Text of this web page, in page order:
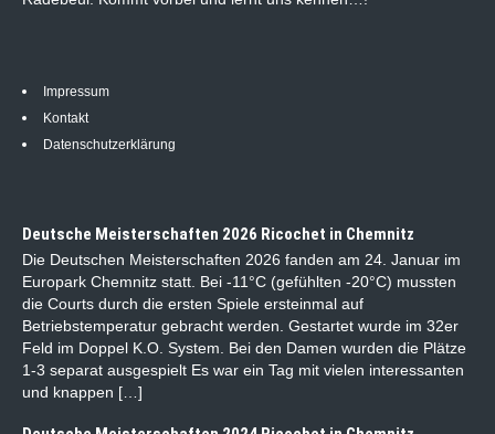
Impressum
Kontakt
Datenschutzerklärung
Deutsche Meisterschaften 2026 Ricochet in Chemnitz
Die Deutschen Meisterschaften 2026 fanden am 24. Januar im
Europark Chemnitz statt. Bei -11°C (gefühlten -20°C) mussten
die Courts durch die ersten Spiele ersteinmal auf
Betriebstemperatur gebracht werden. Gestartet wurde im 32er
Feld im Doppel K.O. System. Bei den Damen wurden die Plätze
1-3 separat ausgespielt Es war ein Tag mit vielen interessanten
und knappen […]